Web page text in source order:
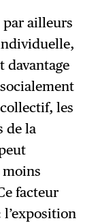
par ailleurs
davantage
les
de la
moins
facteur